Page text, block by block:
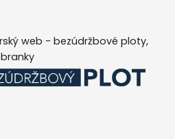
web - bezúdržbové ploty,